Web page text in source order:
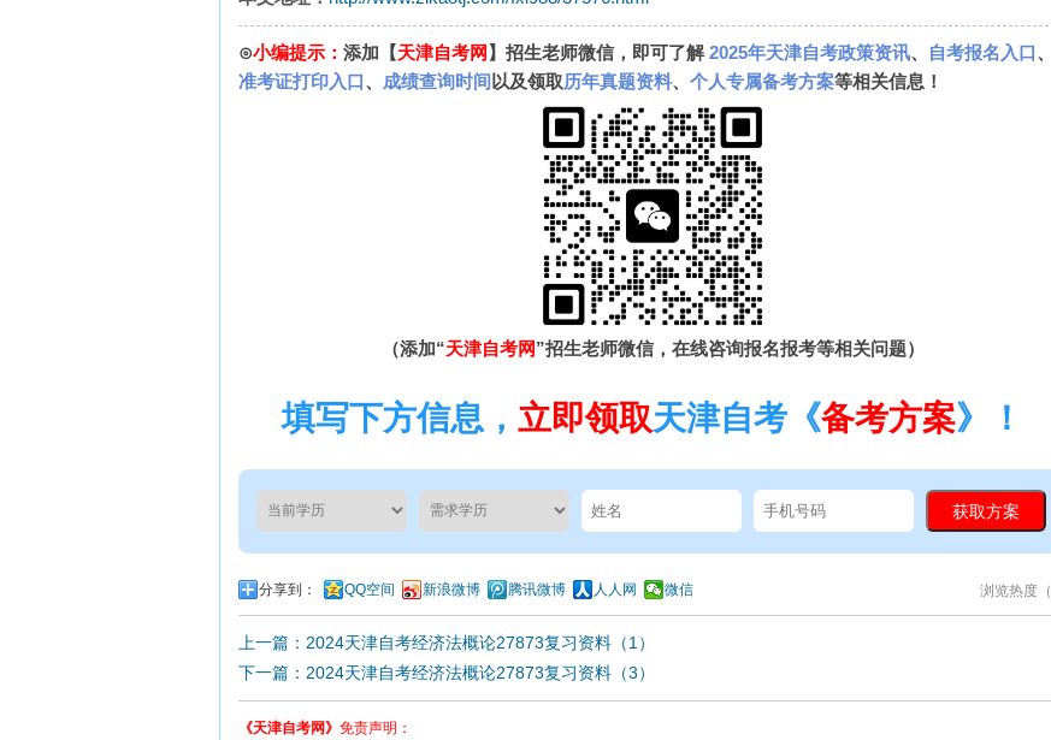
⊙小编提示： 添加【天津自考网 】招生老师微信，即可了解2025年天津自考政策资讯、 自考报名入口、
准考证打印入口、 成绩查询时间 以及领取历年真题资料、 个人专属备考方案等相关信息！
（添加“天津自考网”招生老师微信，在线咨询报名报考等相关问题）
填写下方信息， 立即领取天津自考《备考方案》！
分享到： QQ空间 新浪微博 腾讯微博 人人网 微信 浏览热度（
上一篇：2024天津自考经济法概论27873复习资料（1）
下一篇：2024天津自考经济法概论27873复习资料（3）
《天津自考网》 免责声明：